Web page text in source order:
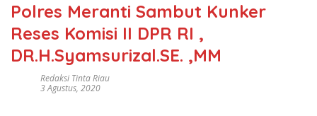
Polres Meranti Sambut Kunker
Reses Komisi II DPR RI ,
DR.H.Syamsurizal.SE. ,MM
Redaksi Tinta Riau
3 Agustus, 2020